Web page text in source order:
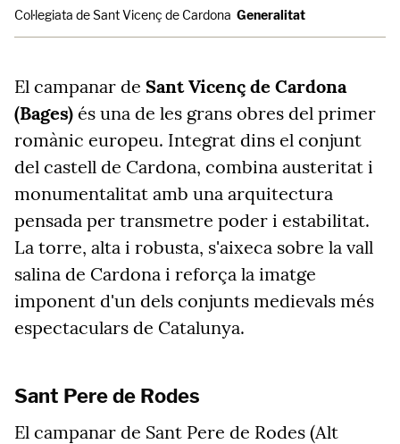
Col·legiata de Sant Vicenç de Cardona Generalitat
El campanar de Sant Vicenç de Cardona
(Bages) és una de les grans obres del primer
romànic europeu. Integrat dins el conjunt
del castell de Cardona, combina austeritat i
monumentalitat amb una arquitectura
pensada per transmetre poder i estabilitat.
La torre, alta i robusta, s'aixeca sobre la vall
salina de Cardona i reforça la imatge
imponent d'un dels conjunts medievals més
espectaculars de Catalunya.
Sant Pere de Rodes
El campanar de Sant Pere de Rodes (Alt